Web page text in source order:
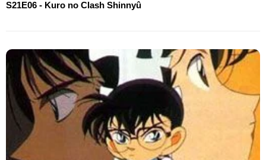
S21E06 - Kuro no Clash Shinnyû